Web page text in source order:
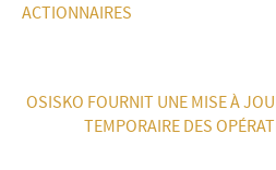
ACTIONNAIRES
OSISKO FOURNIT UNE MISE À
TEMPORAIRE DES